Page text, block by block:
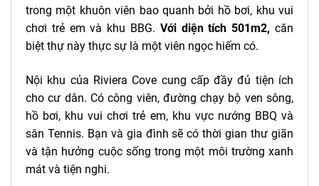
trong một khuôn viên bao quanh bởi hồ bơi, khu vui
chơi trẻ em và khu BBG. Với diện tích 501m2, căn
biệt thự này thực sự là một viên ngọc hiếm có.
Nội khu của Riviera Cove cung cấp đầy đủ tiện ích
cho cư dân. Có công viên, đường chạy bộ ven sông,
hồ bơi, khu vui chơi trẻ em, khu vực nướng BBQ và
sân Tennis. Bạn và gia đình sẽ có thời gian thư giãn
và tận hưởng cuộc sống trong một môi trường xanh
mát và tiện nghi.